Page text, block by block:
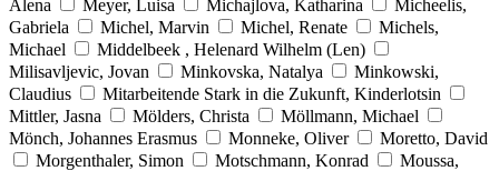
Alena
Meyer, Luisa Michajlova, Katharina
Micheelis,
Gabriela
Michel, Marvin Michel, Renate
Michels,
Michael
Middelbeek , Helenard Wilhelm (Len)
Milisavljevic, Jovan
Minkovska, Natalya
Minkowski,
Claudius
Mitarbeitende Stark in die Zukunft, Kinderlotsin
Mittler, Jasna
Mölders, Christa
Möllmann, Michael
Mönch, Johannes Erasmus
Monneke, Oliver
Moretto, David
Morgenthaler, Simon
Motschmann, Konrad
Moussa,